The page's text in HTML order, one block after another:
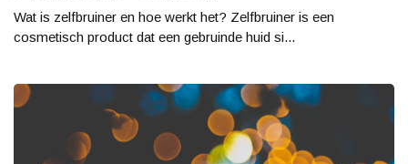
Wat is zelfbruiner en hoe werkt het? Zelfbruiner is een
cosmetisch product dat een gebruinde huid si...